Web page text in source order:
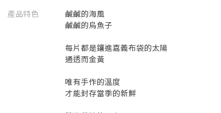
產品特色
鹹鹹的海風
鹹鹹的烏魚子
每片都是鑲進嘉義布袋的太陽
通透而金黃
唯有手作的溫度
才能封存當季的新鮮